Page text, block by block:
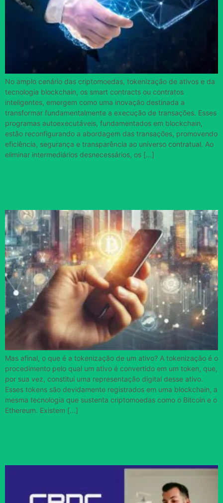
No amplo cenário das criptomoedas, tokenização de ativos e da
tecnologia blockchain, os smart contracts ou contratos
inteligentes, emergem como uma inovação destinada a
transformar fundamentalmente a execução de transações. Esses
programas autoexecutáveis, fundamentados em blockchain,
estão reconfigurando a abordagem das transações, promovendo
eficiência, segurança e transparência ao universo contratual. Ao
eliminar intermediários desnecessários, os […]
Mas afinal, o que é a tokenização de um ativo? A tokenização é o
procedimento pelo qual um ativo é convertido em um token, que,
por sua vez, constitui uma representação digital desse ativo.
Esses tokens são devidamente registrados em uma blockchain, a
mesma tecnologia que sustenta criptomoedas como o Bitcoin e o
Ethereum. Existem […]